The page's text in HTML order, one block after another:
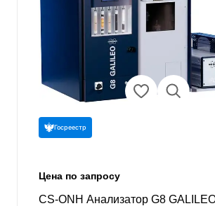
Госреестр
Цена по запросу
CS-ONH Анализатор G8